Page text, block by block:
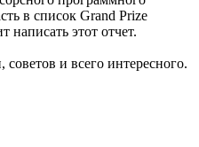
в список Grand Prize
написать этот отчет.
и всего интересного.